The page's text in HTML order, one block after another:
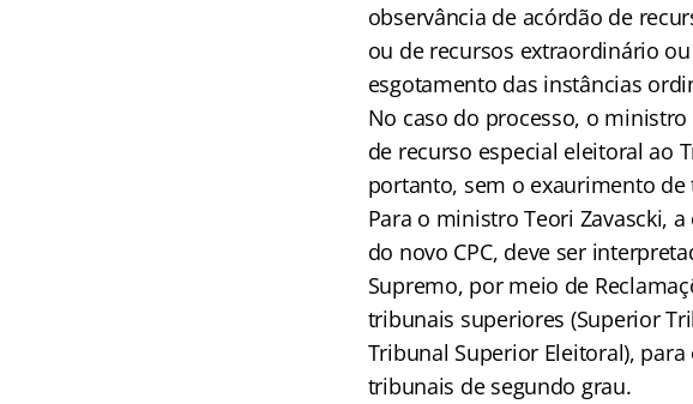
observância de acórdão de
ou de recursos extraordinário
esgotamento das instâncias
No caso do processo, o
de recurso especial eleitoral ao
portanto, sem o exaurimento de
Para o ministro Teori Zavascki,
do novo CPC, deve ser
Supremo, por meio de
tribunais superiores (Superior
Tribunal Superior Eleitoral),
tribunais de segundo grau.